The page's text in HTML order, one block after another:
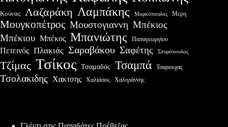
Κούνας Λαζαράκη Λαμπάκης Μαρκόπουλος Μερη
Μουγκοπέτρος Μουστογιαννη Μπέκιος
Μπέκιου Μπέκος Μπανιώτης Παπαγεωργίου
Πετεινός Πλακιάς Σαραβάκου Σαφέτης Σπυρόπουλος
Τζίμας Τσίκος Τσαμαδός Τσαμπά Τσαρουχας
Τσολακιδης Χακτσης Χαλιάσος Χαλιγιάννης